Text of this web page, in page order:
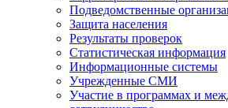
Подведомственные
Защита населения
Результаты проверок
Статистическая информация
Информационные системы
Учрежденные СМИ
Участие в программах и